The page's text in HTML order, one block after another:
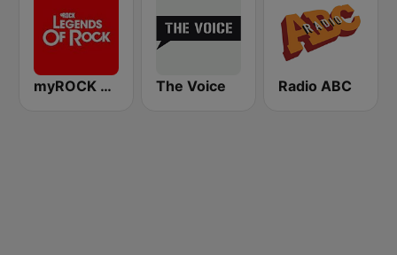
myROCK Legends of Rock The Voice Radio ABC